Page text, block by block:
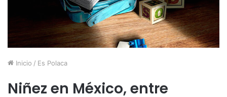
Inicio / Es Polaca
Niñez en México, entre